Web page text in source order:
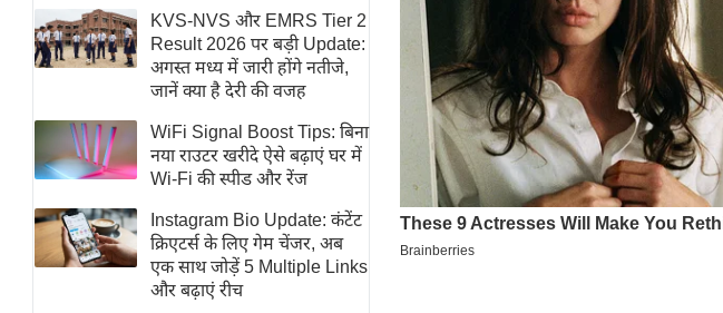
फिटनेस मंत्रा
रिलेशनशिप
राजनीति
विश्लेषण
समसामयिक
मातृभूमि
स्तंभ
एम.
KVS-NVS और EMRS Tier 2
Result 2026 पर बड़ी Update:
अगस्त मध्य में जारी होंगे नतीजे,
जानें क्या है देरी की वजह
WiFi Signal Boost Tips: बिना
नया राउटर खरीदे ऐसे बढ़ाएं घर में
Wi-Fi की स्पीड और रेंज
Instagram Bio Update: कंटेंट
क्रिएटर्स के लिए गेम चेंजर, अब
एक साथ जोड़ें 5 Multiple Links
और बढ़ाएं रीच